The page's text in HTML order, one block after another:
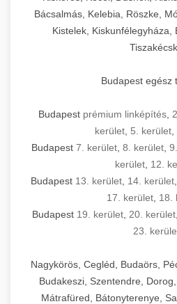
Bácsalmás, Kelebia, Röszke,
Kistelek, Kiskunfélegyháza,
Budapest egész
Budapest prémium linképítés
kerület, 5. kerület,
Budapest 7. kerület, 8. kerület,
kerület 12.
Budapest 13. kerület 14. kerület
17. kerület 18.
Budapest 19. kerület 20. kerület
23.
Nagykörös, Cegléd, Budaörs,
Budakeszi, Szentendre,
Mátrafüred, Bátonyterenye,